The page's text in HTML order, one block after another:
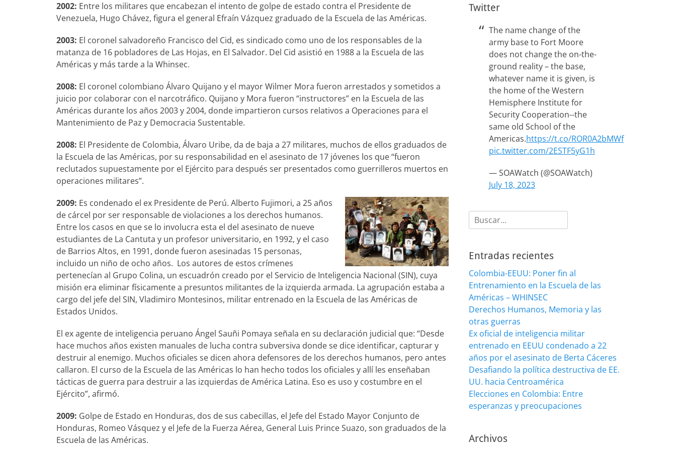
2002: Entre los militares que encabezan el intento de golpe de estado contra el Presidente de
Venezuela, Hugo Chávez, figura el general Efraín Vázquez graduado de la Escuela de las Américas.
2003: El coronel salvadoreño Francisco del Cid, es sindicado como uno de los responsables de la
matanza de 16 pobladores de Las Hojas, en El Salvador. Del Cid asistió en 1988 a la Escuela de las
Américas y más tarde a la Whinsec.
2008: El coronel colombiano Álvaro Quijano y el mayor Wilmer Mora fueron arrestados y sometidos a
juicio por colaborar con el narcotráfico. Quijano y Mora fueron “instructores” en la Escuela de las
Américas durante los años 2003 y 2004, donde impartieron cursos relativos a Operaciones para el
Mantenimiento de Paz y Democracia Sustentable.
2008: El Presidente de Colombia, Álvaro Uribe, da de baja a 27 militares, muchos de ellos graduados de
la Escuela de las Américas, por su responsabilidad en el asesinato de 17 jóvenes los que “fueron
reclutados supuestamente por el Ejército para después ser presentados como guerrilleros muertos en
operaciones militares”.
2009: Es condenado el ex Presidente de Perú. Alberto Fujimori, a 25 años
de cárcel por ser responsable de violaciones a los derechos humanos.
Entre los casos en que se lo involucra esta el del asesinato de nueve
estudiantes de La Cantuta y un profesor universitario, en 1992, y el caso
de Barrios Altos, en 1991, donde fueron asesinadas 15 personas,
incluido un niño de ocho años. Los autores de estos crímenes
pertenecían al Grupo Colina, un escuadrón creado por el Servicio de Inteligencia Nacional (SIN), cuya
misión era eliminar físicamente a presuntos militantes de la izquierda armada. La agrupación estaba a
cargo del jefe del SIN, Vladimiro Montesinos, militar entrenado en la Escuela de las Américas de
Estados Unidos.
El ex agente de inteligencia peruano Ángel Sauñi Pomaya señala en su declaración judicial que: “Desde
hace muchos años existen manuales de lucha contra subversiva donde se dice identificar, capturar y
destruir al enemigo. Muchos oficiales se dicen ahora defensores de los derechos humanos, pero antes
callaron. El curso de la Escuela de las Américas lo han hecho todos los oficiales y allí les enseñaban
tácticas de guerra para destruir a las izquierdas de América Latina. Eso es uso y costumbre en el
Ejército”, afirmó.
2009: Golpe de Estado en Honduras, dos de sus cabecillas, el Jefe del Estado Mayor Conjunto de
Honduras, Romeo Vásquez y el Jefe de la Fuerza Aérea, General Luis Prince Suazo, son graduados de la
Escuela de las Américas.
Twitter
The name change of the
army base to Fort Moore
does not change the on-the-
ground reality – the base,
whatever name it is given, is
the home of the Western
Hemisphere Institute for
Security Cooperation--the
same old School of the
Americas.https://t.co/ROR0A2bMWf
pic.twitter.com/2ESTF5yG1h
— SOAWatch (@SOAWatch)
July 18, 2023
Buscar:
Entradas recientes
Colombia-EEUU: Poner fin al
Entrenamiento en la Escuela de las
Américas – WHINSEC
Derechos Humanos, Memoria y las
otras guerras
Ex oficial de inteligencia militar
entrenado en EEUU condenado a 22
años por el asesinato de Berta Cáceres
Desafiando la política destructiva de EE.
UU. hacia Centroamérica
Elecciones en Colombia: Entre
esperanzas y preocupaciones
Archivos